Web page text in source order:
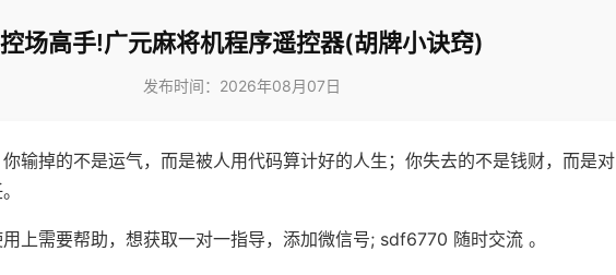
控场高手!广元麻将机程序遥控器(胡牌小诀窍)
发布时间：2026年08月07日
输掉的不是运气，而是被人用代码算计好的人生；你失去的不是钱财，而是对
上需要帮助，想获取一对一指导，添加微信号; sdf6770 随时交流 。